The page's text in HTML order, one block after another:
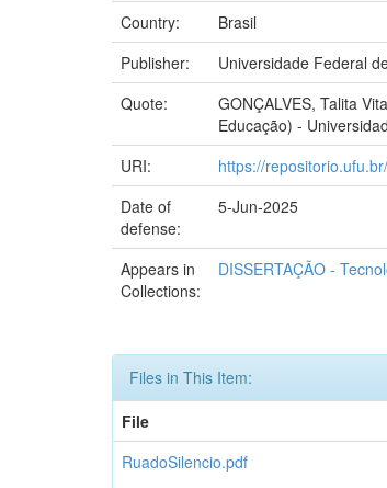
Country:
Brasil
Publisher:
Universidade Federal
Quote:
GONÇALVES, Talita
Educação) -
URI:
https://
Date of
defense:
5-Jun-2025
Appears in
Collections:
DISSERTAÇÃO -
Files in This Item:
File
RuadoSilencio.pdf